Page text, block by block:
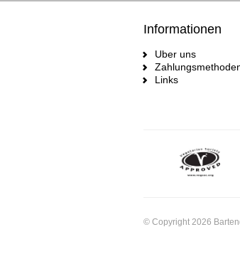
Informationen
Uber uns
Links
© Copyright 2026